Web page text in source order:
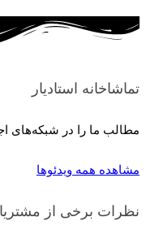
تماشاخانه استادیار
مطالب ما را در شبکه‌های
مشاهده همه ویدئوها
نظرات برخی از